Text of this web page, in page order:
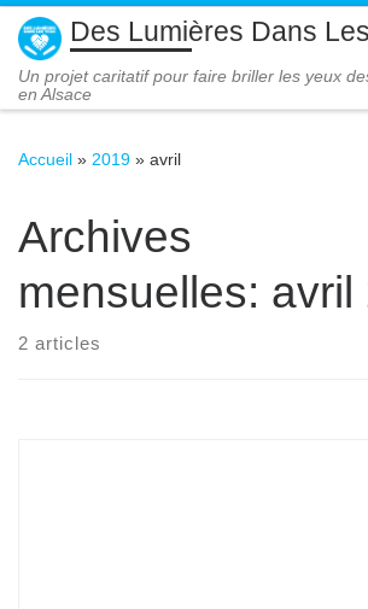
Passer au contenu
Des Lumières Dans
Un projet caritatif pour faire briller les yeux
en Alsace
Accueil » 2019 » avril
Archives
mensuelles: avril
2 articles